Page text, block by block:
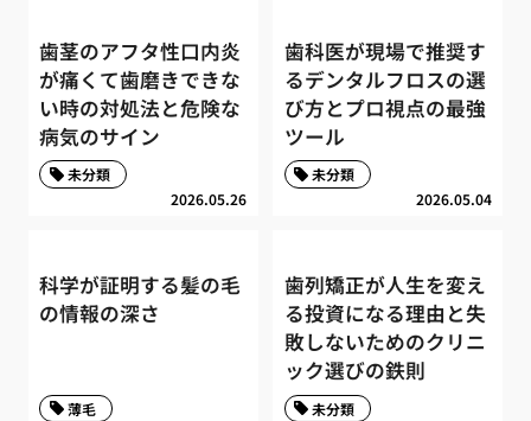
歯茎のアフタ性口内炎
が痛くて歯磨きできな
い時の対処法と危険な
病気のサイン
2026.05.26
未分類
歯科医が現場で推奨す
るデンタルフロスの選
び方とプロ視点の最強
ツール
2026.05.04
未分類
科学が証明する髪の毛
の情報の深さ
薄毛
歯列矯正が人生を変え
る投資になる理由と失
敗しないためのクリニ
ック選びの鉄則
未分類